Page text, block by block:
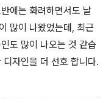
에는 화려하면서도 날
많이 나왔었는데, 최근
도 많이 나오는 것 같습
자인을 더 선호 합니다.